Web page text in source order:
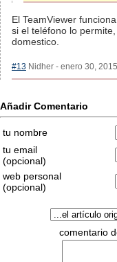
El TeamViewer
si el teléfono lo
domestico.
#13 Nidher - enero 30,
Añadir Comentario
tu nombre
tu email
(opcional)
web personal
(opcional)
comentario